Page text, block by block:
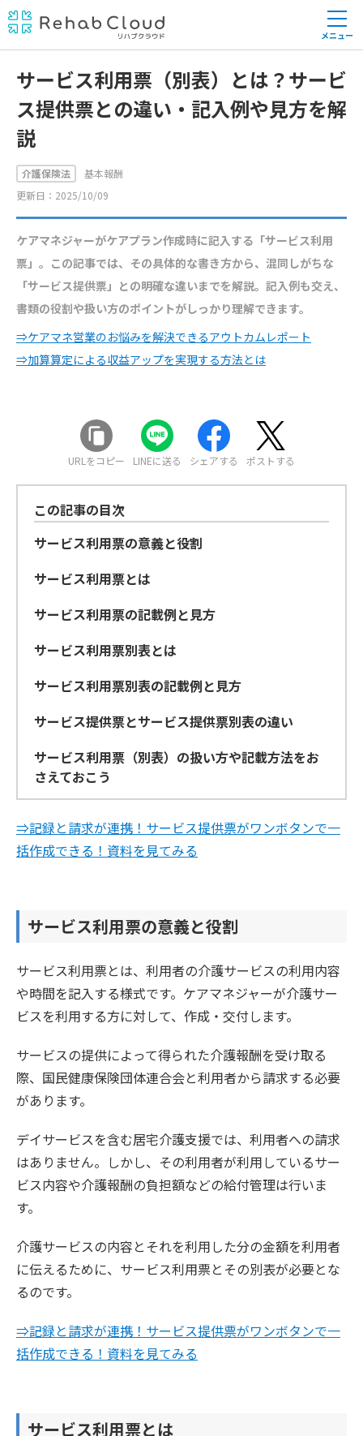
メニュー
サービス利用票（別表）とは？サービ
ス提供票との違い・記入例や見方を解
説
介護保険法
基本報酬
更新日：2025/10/09
ケアマネジャーがケアプラン作成時に記入する「サービス利用
票」。この記事では、その具体的な書き方から、混同しがちな
「サービス提供票」との明確な違いまでを解説。記入例も交え、
書類の役割や扱い方のポイントがしっかり理解できます。
⇒ケアマネ営業のお悩みを解決できるアウトカムレポート
⇒加算算定による収益アップを実現する方法とは
URLをコピー LINEに送る シェアする ポストする
この記事の目次
サービス利用票の意義と役割
サービス利用票とは
サービス利用票の記載例と見方
サービス利用票別表とは
サービス利用票別表の記載例と見方
サービス提供票とサービス提供票別表の違い
サービス利用票（別表）の扱い方や記載方法をお
さえておこう
⇒記録と請求が連携！サービス提供票がワンボタンで一
括作成できる！資料を見てみる
サービス利用票の意義と役割
サービス利用票とは、利用者の介護サービスの利用内容
や時間を記入する様式です。ケアマネジャーが介護サー
ビスを利用する方に対して、作成・交付します。
サービスの提供によって得られた介護報酬を受け取る
際、国民健康保険団体連合会と利用者から請求する必要
があります。
デイサービスを含む居宅介護支援では、利用者への請求
はありません。しかし、その利用者が利用しているサー
ビス内容や介護報酬の負担額などの給付管理は行いま
す。
介護サービスの内容とそれを利用した分の金額を利用者
に伝えるために、サービス利用票とその別表が必要とな
るのです。
⇒記録と請求が連携！サービス提供票がワンボタンで一
括作成できる！資料を見てみる
サービス利用票とは